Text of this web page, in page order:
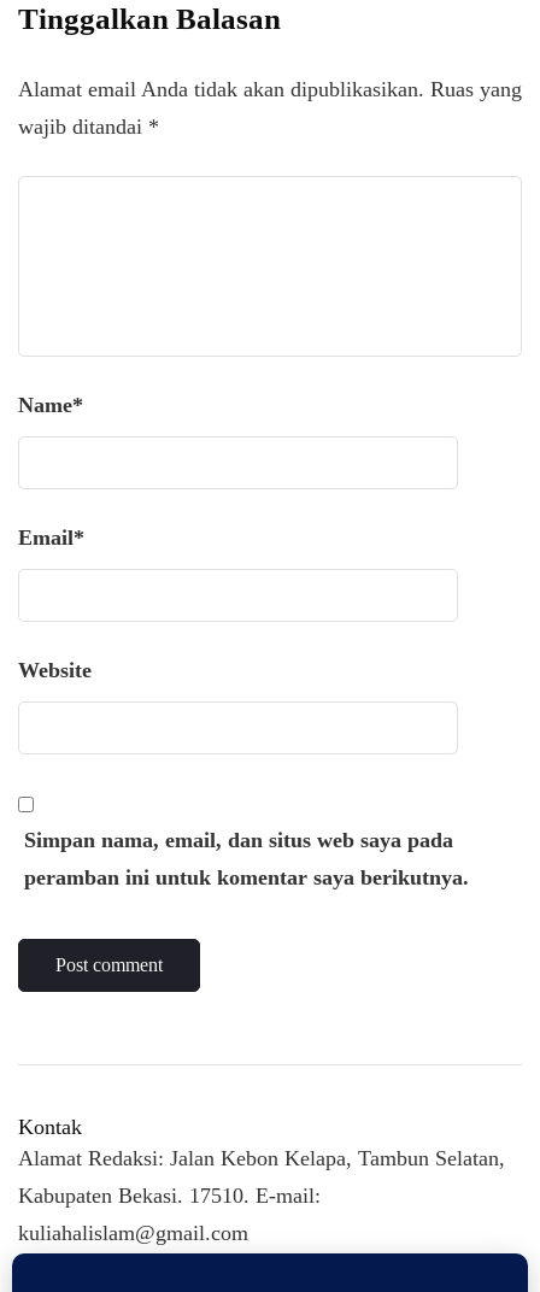
Tinggalkan Balasan
Alamat email Anda tidak akan dipublikasikan. Ruas yang
wajib ditandai *
Name*
Email*
Website
Simpan nama, email, dan situs web saya pada
peramban ini untuk komentar saya berikutnya.
Kontak
Alamat Redaksi: Jalan Kebon Kelapa, Tambun Selatan,
Kabupaten Bekasi. 17510. E-mail:
kuliahalislam@gmail.com